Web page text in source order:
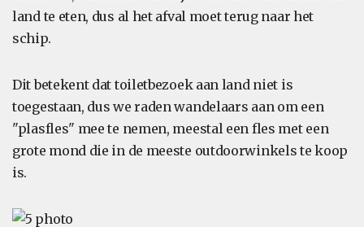
land te eten, dus al het afval moet terug naar het
schip.
Dit betekent dat toiletbezoek aan land niet is
toegestaan, dus we raden wandelaars aan om een
"plasfles" mee te nemen, meestal een fles met een
grote mond die in de meeste outdoorwinkels te koop
is.